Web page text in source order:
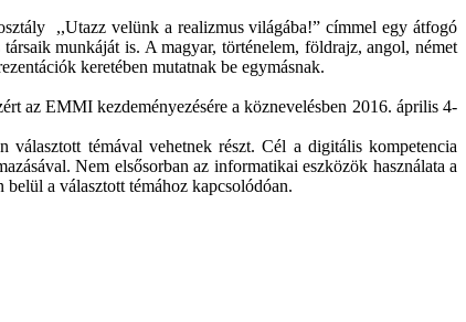
,,Utazz velünk a realizmus világába!” címmel egy átfogó
munkáját is. A magyar, történelem, földrajz, angol, német
keretében mutatnak be egymásnak.
az EMMI kezdeményezésére a köznevelésben 2016. április 4-
témával vehetnek részt. Cél a digitális kompetencia
Nem elsősorban az informatikai eszközök használata a
a választott témához kapcsolódóan.